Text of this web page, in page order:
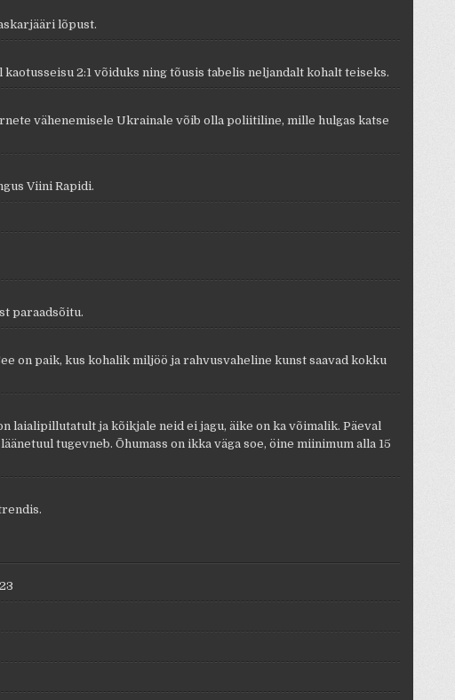
lõpust.
2:1 võiduks ning tõusis tabelis neljandalt kohalt teiseks.
vähenemisele Ukrainale võib olla poliitiline, mille hulgas katse
Viini Rapidi.
paraadsõitu.
on paik, kus kohalik miljöö ja rahvusvaheline kunst saavad kokku
laialipillutatult ja kõikjale neid ei jagu, äike on ka võimalik. Päeval
tugevneb. Õhumass on ikka väga soe, öine miinimum alla 15